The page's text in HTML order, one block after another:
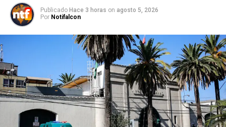
Publicado Hace 3 horas on agosto 5, 2026
Por Notifalcon